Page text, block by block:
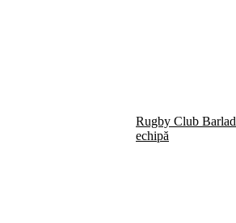
Rugby Club Barlad
echipă